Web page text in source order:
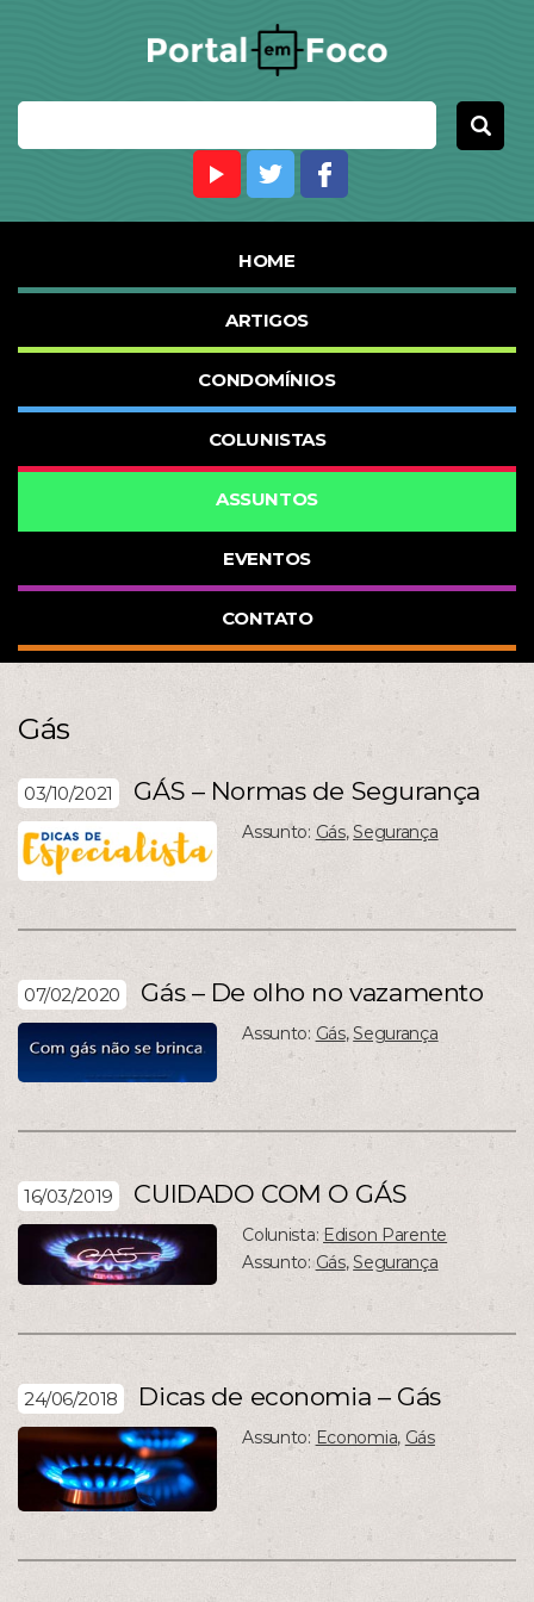
HOME
ARTIGOS
CONDOMÍNIOS
COLUNISTAS
ASSUNTOS
EVENTOS
CONTATO
Gás
03/10/2021 GÁS – Normas de Segurança
Assunto: Gás,Segurança
07/02/2020 Gás – De olho no vazamento
Assunto: Gás,Segurança
16/03/2019 CUIDADO COM O GÁS
Colunista: Edison Parente
Assunto:Gás,Segurança
24/06/2018 Dicas de economia – Gás
Assunto: Economia, Gás